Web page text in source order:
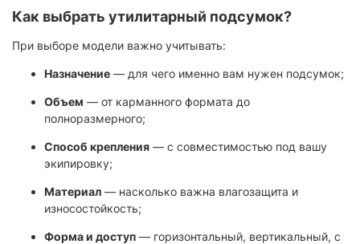
Как выбрать утилитарный подсумок?
При выборе модели важно учитывать:
Назначение — для чего именно вам нужен подсумок;
Объем — от карманного формата до
полноразмерного;
Способ крепления — с совместимостью под вашу
экипировку;
Материал — насколько важна влагозащита и
износостойкость;
Форма и доступ — горизонтальный, вертикальный, с